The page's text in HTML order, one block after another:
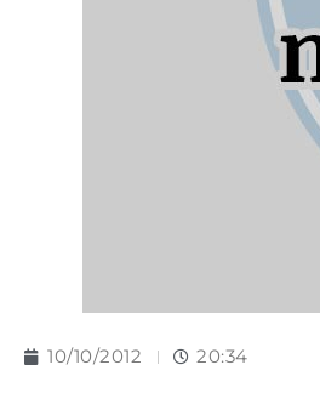
10/10/2012 20:34